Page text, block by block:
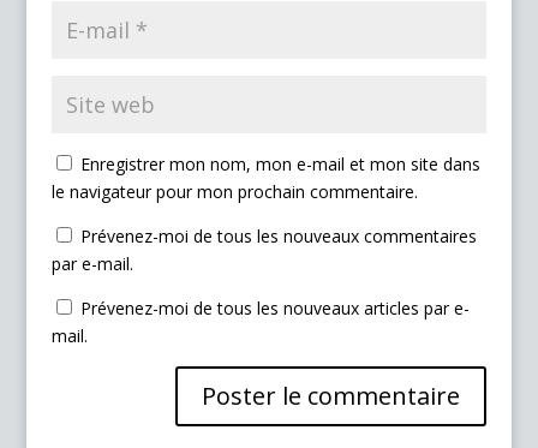
Enregistrer mon nom, mon e-mail et mon site dans
le navigateur pour mon prochain commentaire.
Prévenez-moi de tous les nouveaux commentaires
par e-mail.
Prévenez-moi de tous les nouveaux articles par e-
mail.